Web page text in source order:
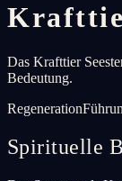
Das Krafttier
Bedeutung.
Regeneration
Spirituelle